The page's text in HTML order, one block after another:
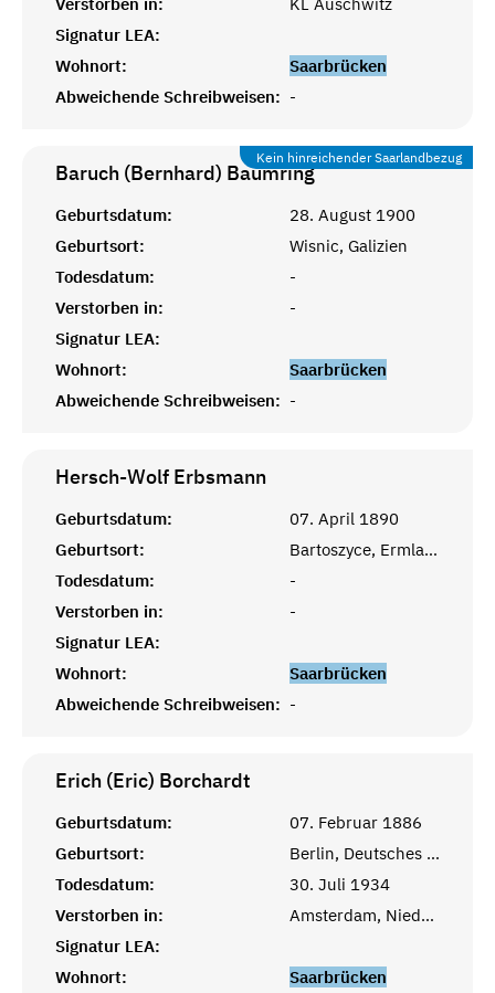
Signatur LEA:
Wohnort:
Saarbrücken
Abweichende Schreibweisen: -
Kein hinreichender Saarlandbezug
Baruch (Bernhard) Baumring
Geburtsdatum:
28. August 1900
Geburtsort:
Wisnic, Galizien
Todesdatum:
-
Verstorben in:
-
Signatur LEA:
Wohnort:
Saarbrücken
Abweichende Schreibweisen: -
Hersch-Wolf Erbsmann
Geburtsdatum:
07. April 1890
Geburtsort:
Bartoszyce, Ermland-Masuren
Todesdatum:
-
Verstorben in:
-
Signatur LEA:
Wohnort:
Saarbrücken
Abweichende Schreibweisen: -
Erich (Eric) Borchardt
Geburtsdatum:
07. Februar 1886
Geburtsort:
Berlin, Deutsches Reich
Todesdatum:
30. Juli 1934
Verstorben in:
Amsterdam, Niederlande
Signatur LEA:
Wohnort:
Saarbrücken